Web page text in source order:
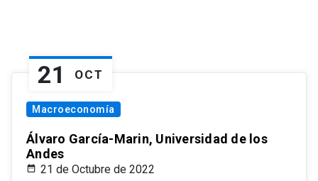
21 OCT
Macroeconomía
Álvaro García-Marin, Universidad de los
Andes
21 de Octubre de 2022